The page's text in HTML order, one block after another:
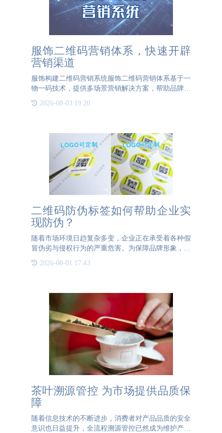
服饰二维码营销体系，快速开辟
营销渠道
服饰构建二维码营销系统服饰二维码营销体系基于一
物一码技术，提供多场景营销解决方案，帮助品牌个
据，提高品牌的市场影响力。服饰二维码营销体系使
2026-08-03 19:20
二维码防伪标签如何帮助企业实
现防伪？
随着市场环境日趋复杂多变，企业正在承受着各种假
冒伪劣与侵权行为的严重危害。为保障品牌形象，维
进大众视野，并成为众多企业所采用的重要安全保障
2026-08-01 17:43
茶叶溯源管控 为市场提供品质保
障
随着信息技术的不断进步，消费者对产品品质的安全
意识也日益提升，全流程溯源管控已然成为维护产品